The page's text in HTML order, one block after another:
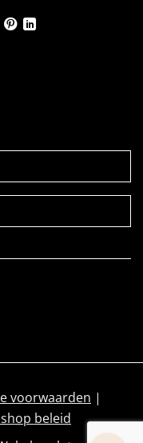
voorwaarden |
beleid